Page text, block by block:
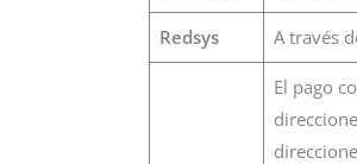
Redsys A través
El pago